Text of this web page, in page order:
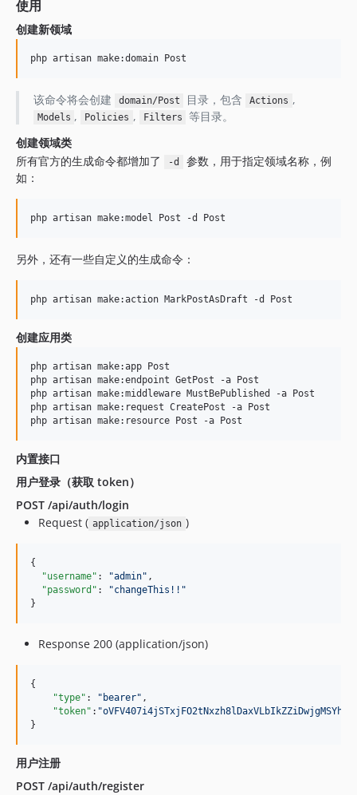
使用
创建新领域
php artisan make:domain Post
该命令将会创建 domain/Post 目录，包含 Actions ,
Models , Policies , Filters
等目录。
创建领域类
所有官方的生成命令都增加了
-d
参数，用于指定领域名称，例
如：
php artisan make:model Post -d Post
另外，还有一些自定义的生成命令：
php artisan make:action MarkPostAsDraft -d Post
创建应用类
php artisan make:app Post
php artisan make:endpoint GetPost -a Post
php artisan make:middleware MustBePublished -a Post
php artisan make:request CreatePost -a Post
php artisan make:resource Post -a Post
内置接口
用户登录（获取 token）
POST /api/auth/login
Request ( application/json )
{
"username" : "admin" ,
"password" : "changeThis!! "
}
Response 200 (application/json)
{
"type" : " bearer" ,
"token" : "
}
用户注册
POST /api/auth/register